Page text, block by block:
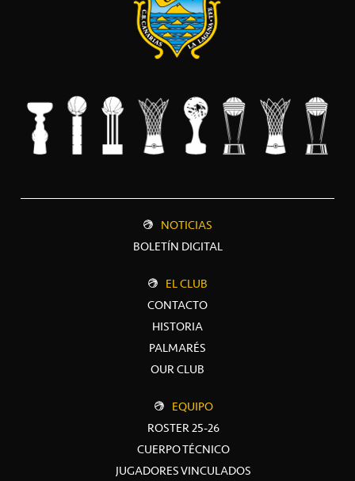
NOTICIAS
BOLETÍN DIGITAL
EL CLUB
CONTACTO
HISTORIA
PALMARÉS
OUR CLUB
EQUIPO
ROSTER 25-26
CUERPO TÉCNICO
JUGADORES VINCULADOS